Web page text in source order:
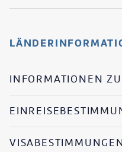
INFORMATIONEN
VISABESTIMMUNGEN